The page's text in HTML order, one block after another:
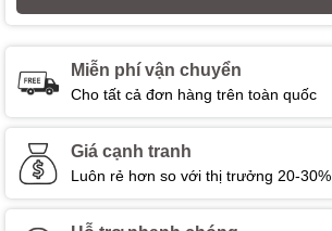
Miễn phí vận chuyển
Cho tất cả đơn hàng trên toàn quốc
Giá cạnh tranh
Luôn rẻ hơn so với thị trưởng 20-30%